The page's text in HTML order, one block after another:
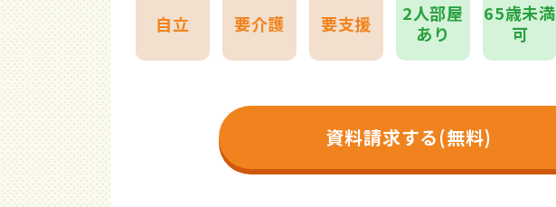
自立 要介護 要支援
2人部屋
あり
65歳未満
可
資料請求する(無料)